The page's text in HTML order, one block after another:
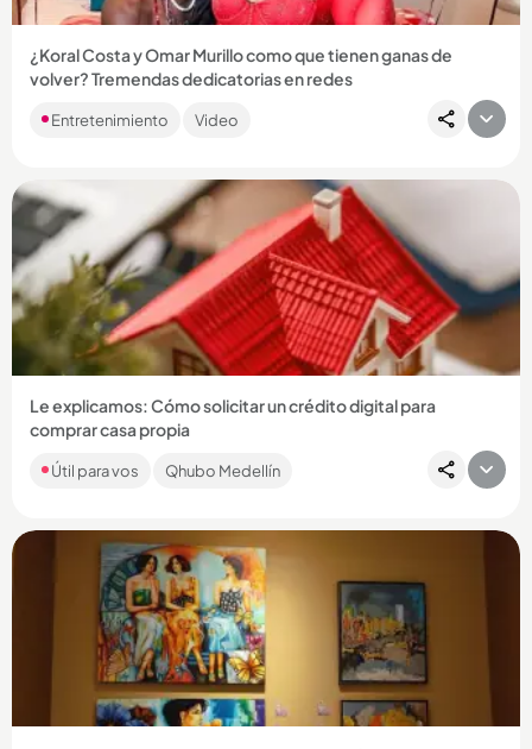
¿Koral Costa y Omar Murillo como que tienen ganas de
volver? Tremendas dedicatorias en redes
Después de casi 20 años de relación, la pareja anunció hace
varios meses que habían terminado. ...
Entretenimiento Video
Compartir Noticia
Le explicamos: Cómo solicitar un crédito digital para
comprar casa propia
Le contamos cómo. FNA creó ‘Crédito digital’ para que deje
las filas a la hora de tramitar créditos de vivienda. ...
Útil para vos Qhubo Medellín
Compartir Noticia